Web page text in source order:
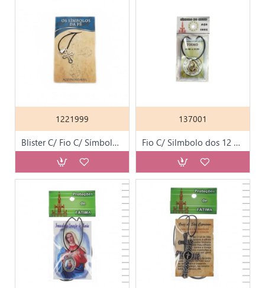
1221999
Blister C/ Fio C/ Símbolo da Fé em Aço e Pagela
137001
Fio C/ Silmbolo dos 12 Signos em Aço e Pagela